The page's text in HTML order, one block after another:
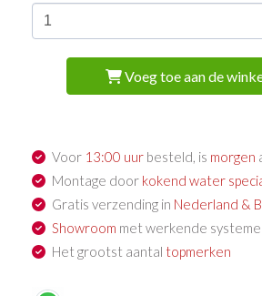
Voeg toe aan de
Voor 13:00 uur besteld, is morgen
Montage door kokend water
Gratis verzending in Nederland &
Showroom met werkende
Het grootst aantal topmerken